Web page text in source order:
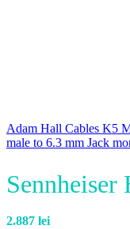
Adam Hall Cables K5
male to 6.3 mm Jack
2.887 lei